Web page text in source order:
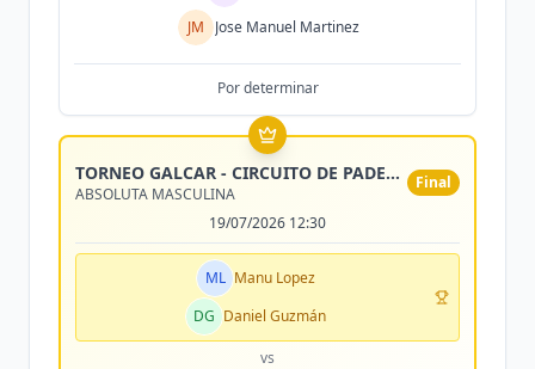
JM
Jose Manuel Martinez
Por determinar
TORNEO GALCAR - CIRCUITO DE PADEL DE CONCESIONARIO
ABSOLUTA MASCULINA
Final
19/07/2026 12:30
ML Manu Lopez
DG Daniel Guzmán
vs